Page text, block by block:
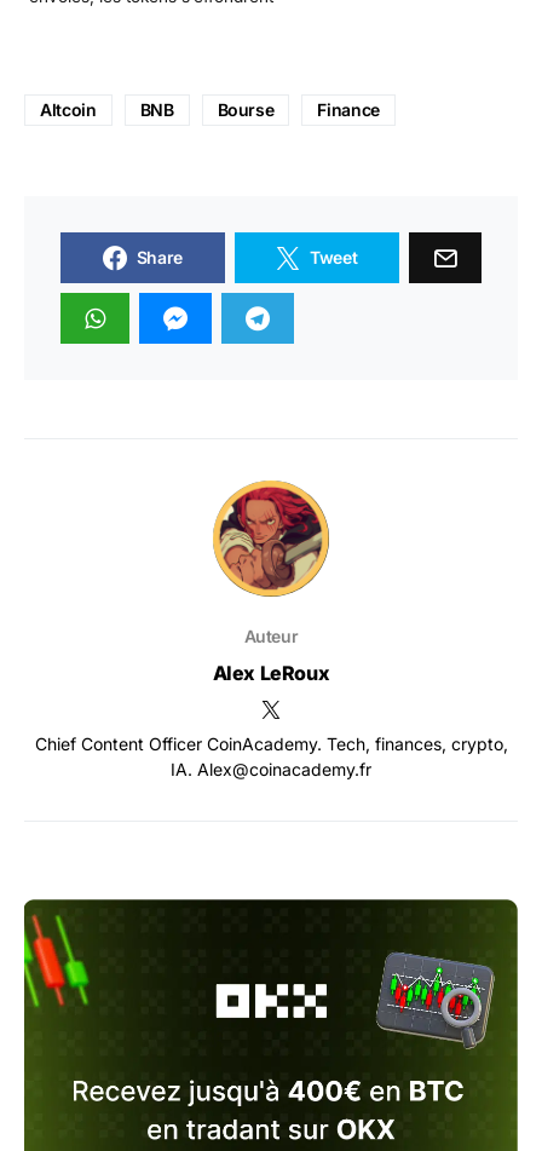
Altcoin BNB Bourse Finance
Share Tweet
Auteur
Alex LeRoux
Chief Content Officer CoinAcademy. Tech, finances, crypto,
IA. Alex@coinacademy.fr